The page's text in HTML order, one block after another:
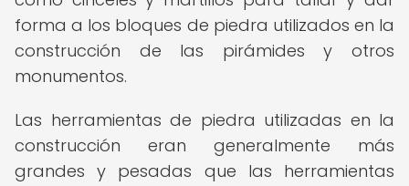
forma a los bloques de piedra utilizados en la
construcción de las pirámides y otros
monumentos.
Las herramientas de piedra utilizadas en la
construcción eran generalmente más
grandes y pesadas que las herramientas